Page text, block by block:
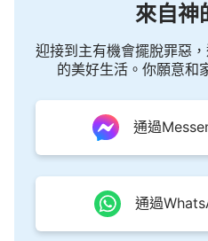
來自神
迎接到主有機會擺脫罪惡
的美好生活。你願意和
通過
通過